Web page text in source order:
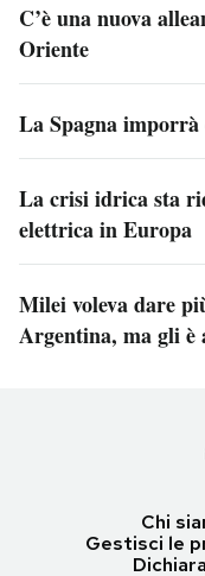
C’è una nuova
Oriente
La Spagna
La crisi idrica sta
elettrica in Europa
Milei voleva dare
Argentina, ma gli è
Chi
Gestisci le